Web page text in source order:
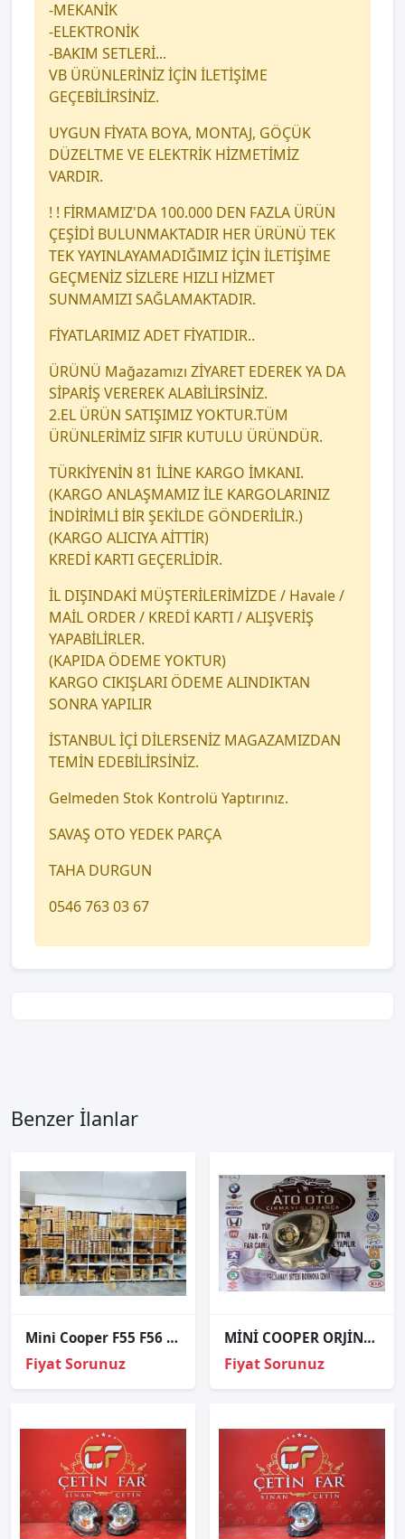
-MEKANİK
-ELEKTRONİK
-BAKIM SETLERİ...
VB ÜRÜNLERİNİZ İÇİN İLETİŞİME
GEÇEBİLİRSİNİZ.
UYGUN FİYATA BOYA, MONTAJ, GÖÇÜK
DÜZELTME VE ELEKTRİK HİZMETİMİZ
VARDIR.
! ! FİRMAMIZ'DA 100.000 DEN FAZLA ÜRÜN
ÇEŞİDİ BULUNMAKTADIR HER ÜRÜNÜ TEK
TEK YAYINLAYAMADIĞIMIZ İÇİN İLETİŞİME
GEÇMENİZ SİZLERE HIZLI HİZMET
SUNMAMIZI SAĞLAMAKTADIR.
FİYATLARIMIZ ADET FİYATIDIR..
ÜRÜNÜ Mağazamızı ZİYARET EDEREK YA DA
SİPARİŞ VEREREK ALABİLİRSİNİZ.
2.EL ÜRÜN SATIŞIMIZ YOKTUR.TÜM
ÜRÜNLERİMİZ SIFIR KUTULU ÜRÜNDÜR.
TÜRKİYENİN 81 İLİNE KARGO İMKANI.
(KARGO ANLAŞMAMIZ İLE KARGOLARINIZ
İNDİRİMLİ BİR ŞEKİLDE GÖNDERİLİR.)
(KARGO ALICIYA AİTTİR)
KREDİ KARTI GEÇERLİDİR.
İL DIŞINDAKİ MÜŞTERİLERİMİZDE / Havale /
MAİL ORDER / KREDİ KARTI / ALIŞVERİŞ
YAPABİLİRLER.
(KAPIDA ÖDEME YOKTUR)
KARGO CIKIŞLARI ÖDEME ALINDIKTAN
SONRA YAPILIR
İSTANBUL İÇİ DİLERSENİZ MAGAZAMIZDAN
TEMİN EDEBİLİRSİNİZ.
Gelmeden Stok Kontrolü Yaptırınız.
SAVAŞ OTO YEDEK PARÇA
TAHA DURGUN
0546 763 03 67
Benzer İlanlar
Mini Cooper F55 F56 F54 F57 F60 Led Far Beyni – 7395537
Fiyat Sorunuz
MİNİ COOPER ORJİNAL ÇIKMA SAĞ FAR
Fiyat Sorunuz